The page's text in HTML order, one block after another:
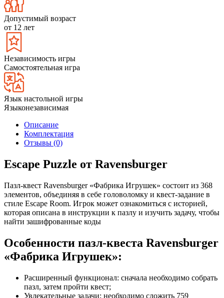
Допустимый возраст
от 12 лет
Независимость игры
Самостоятельная игра
Язык настольной игры
Языконезависимая
Описание
Комплектация
Отзывы (0)
Escape Puzzle от Ravensburger
Пазл-квест Ravensburger «Фабрика Игрушек» состоит из 368
элементов, объединяя в себе головоломку и квест-задание в
стиле Escape Room. Игрок может ознакомиться с историей,
которая описана в инструкции к пазлу и изучить задачу, чтобы
найти зашифрованные коды
Особенности пазл-квеста Ravensburger
«Фабрика Игрушек»:
Расширенный функционал: сначала необходимо собрать
пазл, затем пройти квест;
Увлекательные задачи: необходимо сложить 759